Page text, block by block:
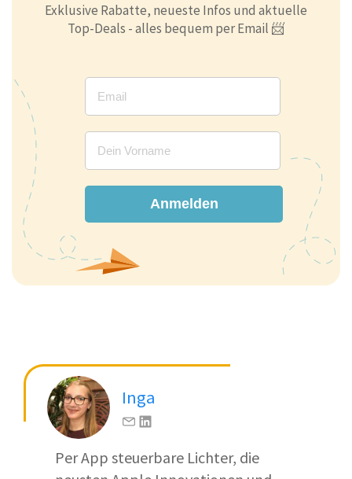
Exklusive Rabatte, neueste Infos und aktuelle
Top-Deals - alles bequem per Email 📨
Anmelden
Inga
Per App steuerbare Lichter, die